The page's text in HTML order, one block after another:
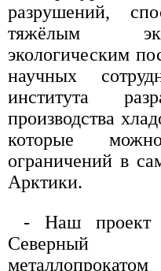
разрушений,
тяжёлым
экологическим
научных
института
производства
которые
ограничений в
Арктики.
- Наш проект
Северный